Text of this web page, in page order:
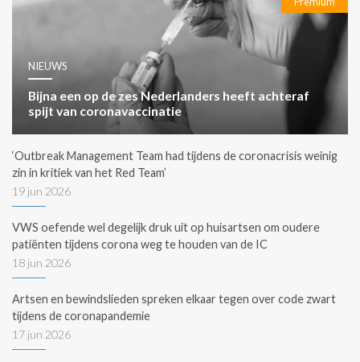
NIEUWS
Bijna een op de zes Nederlanders heeft achteraf
spijt van coronavaccinatie
‘Outbreak Management Team had tijdens de coronacrisis weinig
zin in kritiek van het Red Team’
19 jun 2026
VWS oefende wel degelijk druk uit op huisartsen om oudere
patiënten tijdens corona weg te houden van de IC
18 jun 2026
Artsen en bewindslieden spreken elkaar tegen over code zwart
tijdens de coronapandemie
17 jun 2026